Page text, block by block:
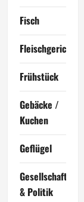
Fisch
Fleischgerichte
Frühstück
Gebäcke /
Kuchen
Geflügel
Gesellschaft
& Politik